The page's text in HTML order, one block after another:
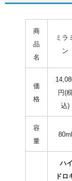
商
品
名
ミラ
ン
価
格
円(
込)
容
量
80ml
ハイ
ドロ